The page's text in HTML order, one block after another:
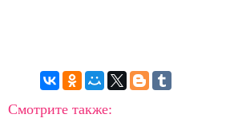
Смотрите также: